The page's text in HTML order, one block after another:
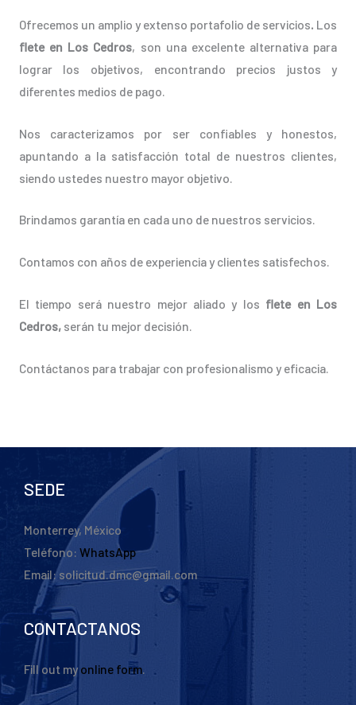
Ofrecemos un amplio y extenso portafolio de servicios. Los
flete en Los Cedros, son una excelente alternativa para
lograr los objetivos, encontrando precios justos y
diferentes medios de pago.
Nos caracterizamos por ser confiables y honestos,
apuntando a la satisfacción total de nuestros clientes,
siendo ustedes nuestro mayor objetivo.
Brindamos garantía en cada uno de nuestros servicios.
Contamos con años de experiencia y clientes satisfechos.
El tiempo será nuestro mejor aliado y los flete en Los
Cedros, serán tu mejor decisión.
Contáctanos para trabajar con profesionalismo y eficacia.
SEDE
Monterrey, México
Teléfono: WhatsApp
Email: solicitud.dmc@gmail.com
CONTACTANOS
Fill out my online form.